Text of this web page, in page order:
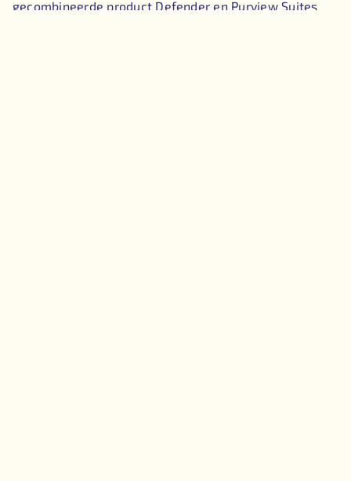
gecombineerde product Defender en Purview Suites